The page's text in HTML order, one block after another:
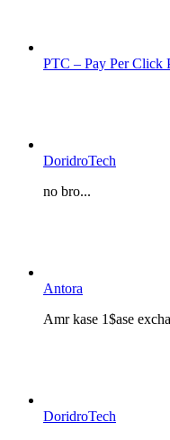
PTC – Pay Per Click
DoridroTech
no bro...
Antora
Amr kase 1$ase
DoridroTech